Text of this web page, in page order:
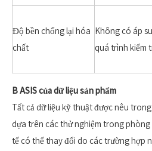
Độ bền chống lại hóa
chất
Không có áp
quá trình kiểm
BASIS của dữ liệu sản phẩm
Tất cả dữ liệu kỹ thuật được nêu
dựa trên các thử nghiệm trong
tế có thể thay đổi do các trường hợp